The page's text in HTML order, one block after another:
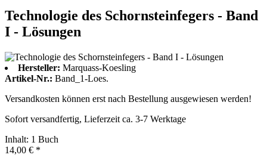
Technologie des Schornsteinfegers - Band
I - Lösungen
Hersteller: Marquass-Koesling
Artikel-Nr.: Band_1-Loes.
Versandkosten können erst nach Bestellung ausgewiesen werden!
Sofort versandfertig, Lieferzeit ca. 3-7 Werktage
Inhalt: 1 Buch
14,00 € *